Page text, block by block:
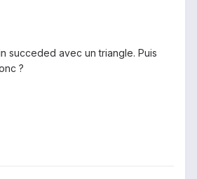
succeded avec un triangle. Puis
?